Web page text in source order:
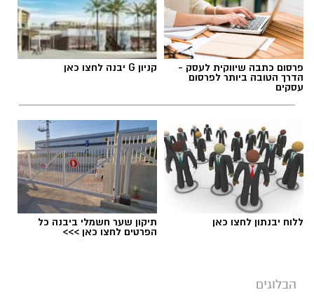
פרסום כתבה שיווקית לעסק -
הדרך הטובה ביותר לפרסום
עסקים
קניון G יבנה לחצו כאן
ללוח יבנתון לחצו כאן תיקון שער חשמלי ביבנה כל
הפרטים לחצו כאן >>>
הבלוגים